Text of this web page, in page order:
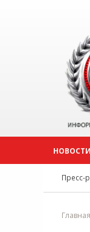
НОВОСТИ
Пресс-
Главная